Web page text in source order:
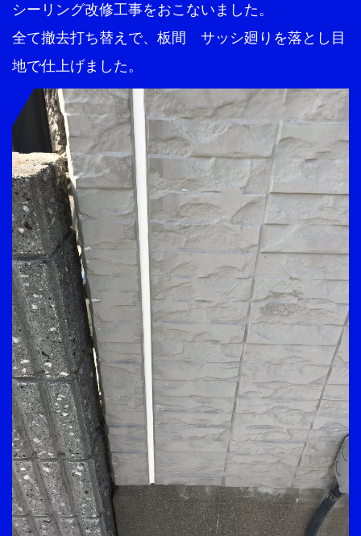
シーリング改修工事をおこないました。
全て撤去打ち替えで、板間 サッシ廻りを落とし目
地で仕上げました。